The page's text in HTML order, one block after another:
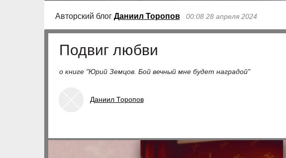
Авторский блог Даниил Торопов 00:08 28 апреля 2024
Подвиг любви
о книге "Юрий Земцов. Бой вечный мне будет наградой"
Даниил Торопов